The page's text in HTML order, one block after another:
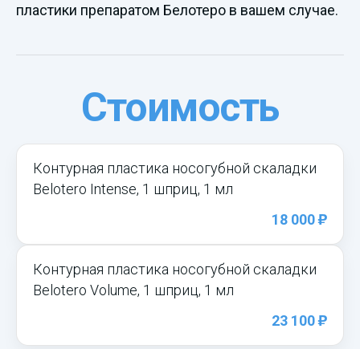
пластики препаратом Белотеро в вашем случае.
Стоимость
Контурная пластика носогубной скаладки
Belotero Intense, 1 шприц, 1 мл
18 000)
Контурная пластика носогубной скаладки
Belotero Volume, 1 шприц, 1 мл
23 100)